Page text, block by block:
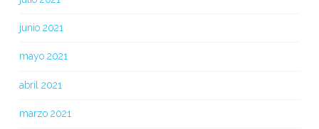
junio 2021
mayo 2021
abril 2021
marzo 2021